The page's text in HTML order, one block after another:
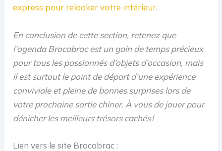
express pour relooker votre intérieur.
En conclusion de cette section, retenez que
l’agenda Brocabrac est un gain de temps précieux
pour tous les passionnés d’objets d’occasion, mais
il est surtout le point de départ d’une expérience
conviviale et pleine de bonnes surprises lors de
votre prochaine sortie chiner. À vous de jouer pour
dénicher les meilleurs trésors cachés !
Lien vers le site Brocabrac :